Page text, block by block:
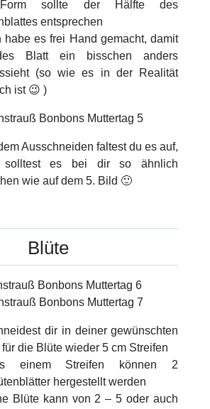
sollte der Hälfte des
entsprechen
habe es frei Hand gemacht, damit
Blatt ein bisschen anders
(so wie es in der Realität
ist 😉 )
Ausschneiden faltest du es auf,
solltest es bei dir so ähnlich
wie auf dem 5. Bild 🙂
Blüte
dir in deiner gewünschten
für die Blüte wieder 5 cm Streifen
einem Streifen können 2
hergestellt werden
Blüte kann von 2 – 5 oder auch